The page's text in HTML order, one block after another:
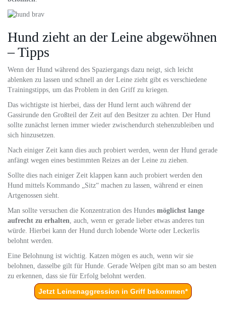
Hund zieht an der Leine abgewöhnen
– Tipps
Wenn der Hund während des Spaziergangs dazu neigt, sich leicht
ablenken zu lassen und schnell an der Leine zieht gibt es verschiedene
Trainingstipps, um das Problem in den Griff zu kriegen.
Das wichtigste ist hierbei, dass der Hund lernt auch während der
Gassirunde den Großteil der Zeit auf den Besitzer zu achten. Der Hund
sollte zunächst lernen immer wieder zwischendurch stehenzubleiben und
sich hinzusetzen.
Nach einiger Zeit kann dies auch probiert werden, wenn der Hund gerade
anfängt wegen eines bestimmten Reizes an der Leine zu ziehen.
Sollte dies nach einiger Zeit klappen kann auch probiert werden den
Hund mittels Kommando „Sitz“ machen zu lassen, während er einen
Artgenossen sieht.
Man sollte versuchen die Konzentration des Hundes möglichst lange
aufrecht zu erhalten, auch, wenn er gerade lieber etwas anderes tun
würde. Hierbei kann der Hund durch lobende Worte oder Leckerlis
belohnt werden.
Eine Belohnung ist wichtig. Katzen mögen es auch, wenn wir sie
belohnen, dasselbe gilt für Hunde. Gerade Welpen gibt man so am besten
zu erkennen, dass sie für Erfolg belohnt werden.
Jetzt Leinenaggression in Griff bekommen*